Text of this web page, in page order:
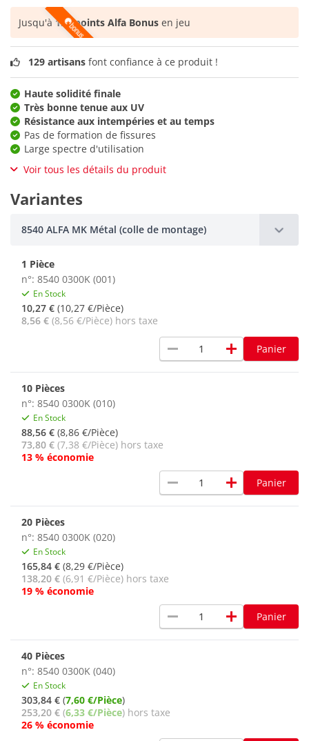
Jusqu'à126 points Alfa Bonus en jeu
129 artisans font confiance à ce produit !
Haute solidité finale
Très bonne tenue aux UV
Résistance aux intempéries et au temps
Pas de formation de fissures
Large spectre d'utilisation
Voir tous les détails du produit
Variantes
8540 ALFA MK Métal (colle de montage)
1 Pièce
n°: 8540 0300K (001)
En Stock
10,27 € (10,27 €/Pièce)
8,56 € (8,56 €/Pièce) hors taxe
remove add Panier
10 Pièces
n°: 8540 0300K (010)
En Stock
88,56 € (8,86 €/Pièce)
73,80 € (7,38 €/Pièce) hors taxe
13 % économie
remove add Panier
20 Pièces
n°: 8540 0300K (020)
En Stock
165,84 € (8,29 €/Pièce)
138,20 € (6,91 €/Pièce) hors taxe
19 % économie
remove add Panier
40 Pièces
n°: 8540 0300K (040)
En Stock
303,84 € (7,60 €/Pièce)
253,20 € (6,33 €/Pièce) hors taxe
26 % économie